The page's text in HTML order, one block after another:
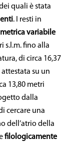
quali è stata
. I resti in
variabile
s.l.m. fino alla
di circa 16,37
attestata su un
13,80 metri
dalla
cercare una
dell’atrio della
filologicamente